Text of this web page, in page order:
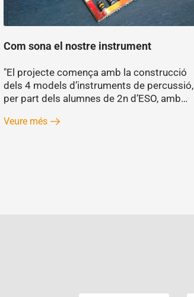
Com sona el nostre instrument
"El projecte comença amb la construcció
dels 4 models d’instruments de percussió,
per part dels alumnes de 2n d’ESO, amb…
Veure més